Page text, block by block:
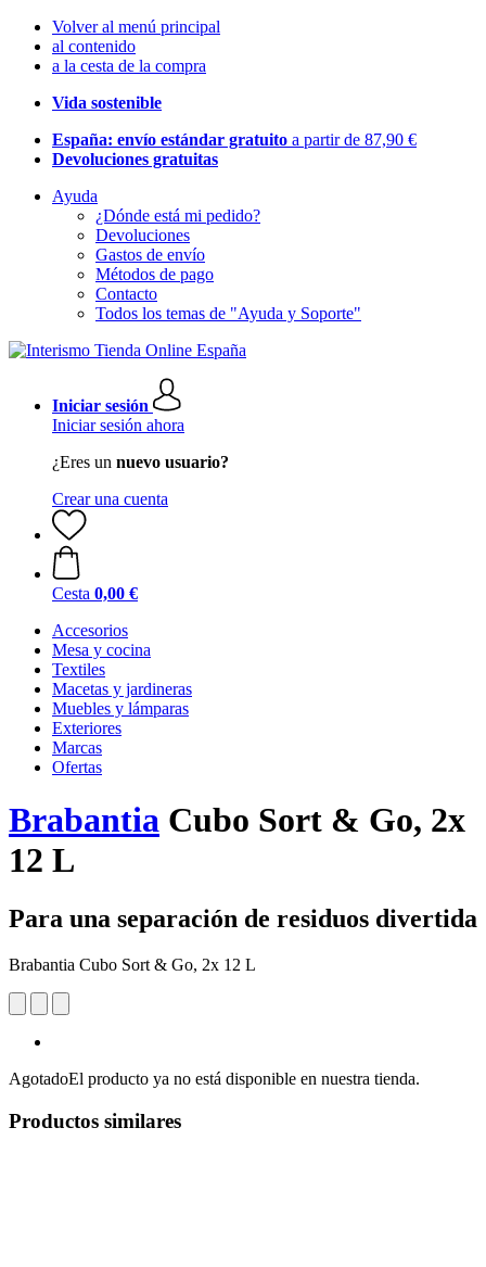
Volver al menú principal
al contenido
a la cesta de la compra
Vida sostenible
España: envío estándar gratuito a partir de 87,90 €
Devoluciones gratuitas
Ayuda
¿Dónde está mi pedido?
Devoluciones
Gastos de envío
Métodos de pago
Contacto
Todos los temas de "Ayuda y Soporte"
Iniciar sesión
Iniciar sesión ahora
¿Eres un nuevo usuario?
Crear una cuenta
Cesta 0,00 €
Accesorios
Mesa y cocina
Textiles
Macetas y jardineras
Muebles y lámparas
Exteriores
Marcas
Ofertas
Brabantia Cubo Sort & Go, 2x
12 L
Para una separación de residuos divertida
Brabantia Cubo Sort & Go, 2x 12 L
AgotadoEl producto ya no está disponible en nuestra tienda.
Productos similares